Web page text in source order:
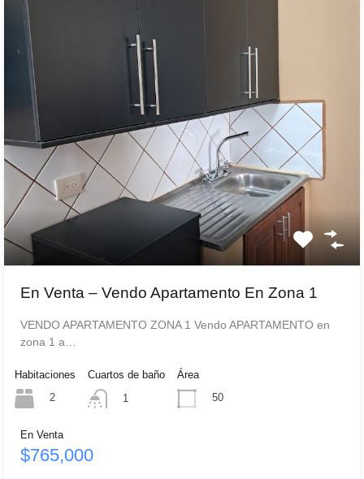
En Venta – Vendo Apartamento En Zona 1
VENDO APARTAMENTO ZONA 1 Vendo APARTAMENTO en
zona 1 a…
Habitaciones
2
Cuartos de baño
1
Área
50
En Venta
$765,000